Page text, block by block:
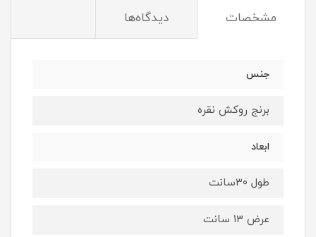
مشخصات دیدگاه‌ها
جنس
برنج روکش نقره
ابعاد
طول ۳۰سانت
عرض ۱۳ سانت